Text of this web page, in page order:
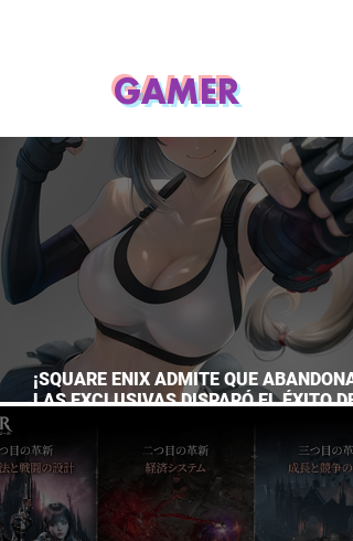
GAMER
¡SQUARE ENIX ADMITE QUE
LAS EXCLUSIVAS DISPARÓ EL ÉXITO DE